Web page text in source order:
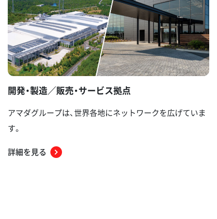
開発・製造／販売・サービス拠点
アマダグループは、世界各地にネットワークを広げていま
す。
詳細を見る